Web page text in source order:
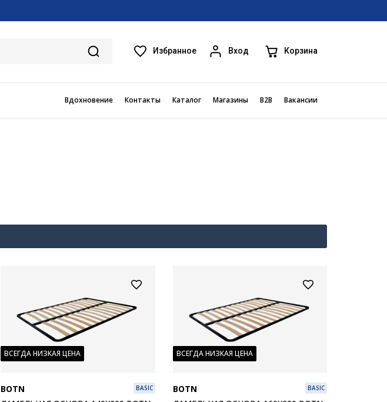
Избранное Вход Корзина
Вдохновение Контакты Каталог Магазины B2B Вакансии
ВСЕГДА НИЗКАЯ ЦЕНА
BOTN BASIC
ВСЕГДА НИЗКАЯ ЦЕНА
BOTN BASIC